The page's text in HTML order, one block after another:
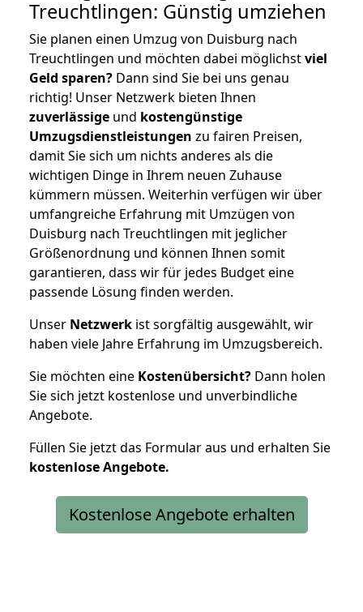
Treuchtlingen: Günstig umziehen
Sie planen einen Umzug von Duisburg nach
Treuchtlingen und möchten dabei möglichstviel
Geld sparen? Dann sind Sie bei uns genau
richtig! Unser Netzwerk bieten Ihnen
zuverlässige und kostengünstige
Umzugsdienstleistungen zu fairen Preisen,
damit Sie sich um nichts anderes als die
wichtigen Dinge in Ihrem neuen Zuhause
kümmern müssen. Weiterhin verfügen wir über
umfangreiche Erfahrung mit Umzügen von
Duisburg nach Treuchtlingen mit jeglicher
Größenordnung und können Ihnen somit
garantieren, dass wir für jedes Budget eine
passende Lösung finden werden.
Unser Netzwerk ist sorgfältig ausgewählt, wir
haben viele Jahre Erfahrung im Umzugsbereich.
Sie möchten eine Kostenübersicht? Dann holen
Sie sich jetzt kostenlose und unverbindliche
Angebote.
Füllen Sie jetzt das Formular aus und erhalten Sie
kostenloseAngebote.
Kostenlose Angebote erhalten